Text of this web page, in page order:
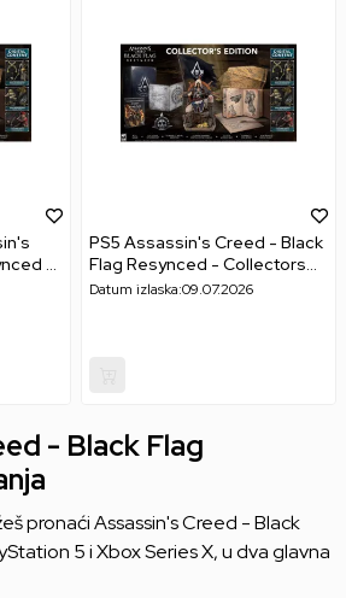
-
PS5 Assassin's Creed - Black
Flag Resynced - Collectors
Edition
Datum izlaska:09.07.2026
- Black Flag
pronaći Assassin's Creed - Black
5 i Xbox Series X, u dva glavna